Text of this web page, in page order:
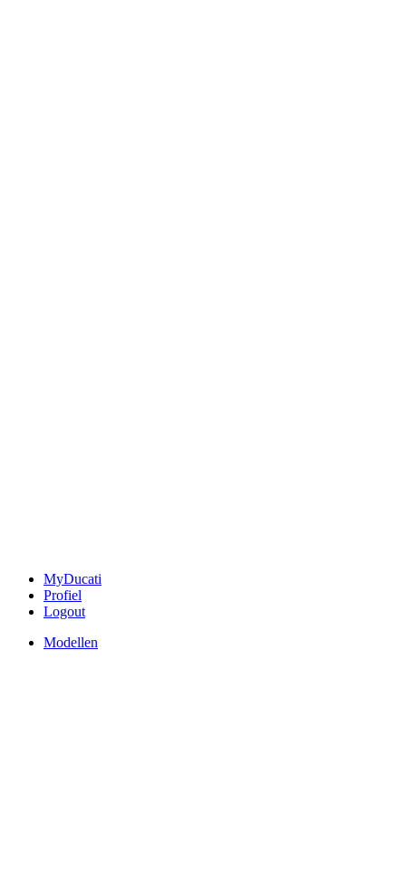
MyDucati
Profiel
Logout
Modellen